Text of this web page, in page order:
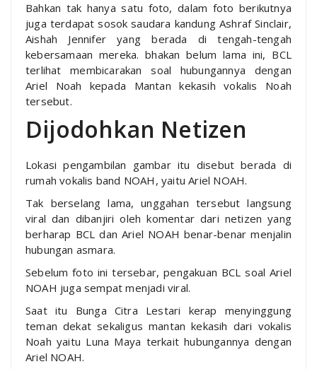
Bahkan tak hanya satu foto, dalam foto berikutnya
juga terdapat sosok saudara kandung Ashraf Sinclair,
Aishah Jennifer yang berada di tengah-tengah
kebersamaan mereka. bhakan belum lama ini, BCL
terlihat membicarakan soal hubungannya dengan
Ariel Noah kepada Mantan kekasih vokalis Noah
tersebut.
Dijodohkan Netizen
Lokasi pengambilan gambar itu disebut berada di
rumah vokalis band NOAH, yaitu Ariel NOAH.
Tak berselang lama, unggahan tersebut langsung
viral dan dibanjiri oleh komentar dari netizen yang
berharap BCL dan Ariel NOAH benar-benar menjalin
hubungan asmara.
Sebelum foto ini tersebar, pengakuan BCL soal Ariel
NOAH juga sempat menjadi viral.
Saat itu Bunga Citra Lestari kerap menyinggung
teman dekat sekaligus mantan kekasih dari vokalis
Noah yaitu Luna Maya terkait hubungannya dengan
Ariel NOAH.